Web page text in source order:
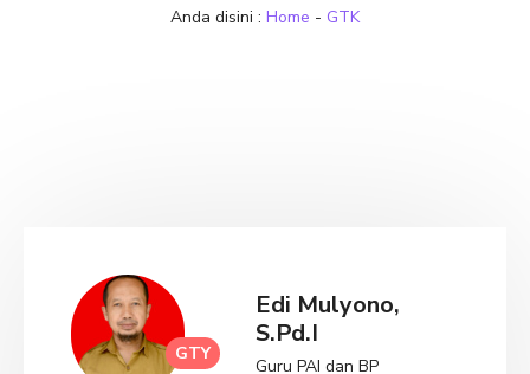
Anda disini : Home - GTK
GTY
Edi Mulyono,
S.Pd.I
Guru PAI dan BP